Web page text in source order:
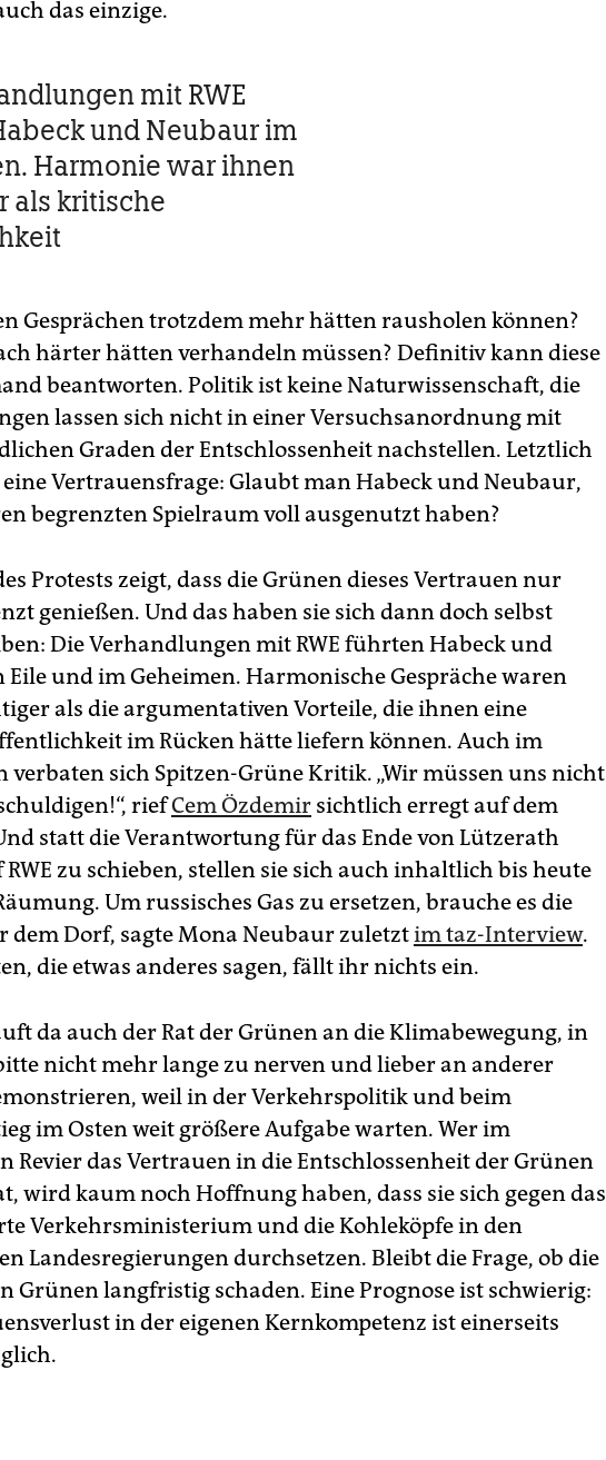
das einzige.
mit RWE
und Neubaur im
Harmonie war ihnen
als kritische
Gesprächen trotzdem mehr hätten rausholen können?
härter hätten verhandeln müssen? Definitiv kann diese
beantworten. Politik ist keine Naturwissenschaft, die
lassen sich nicht in einer Versuchsanordnung mit
Graden der Entschlossenheit nachstellen. Letztlich
eine Vertrauensfrage: Glaubt man Habeck und Neubaur,
begrenzten Spielraum voll ausgenutzt haben?
Protests zeigt, dass die Grünen dieses Vertrauen nur
genießen. Und das haben sie sich dann doch selbst
Die Verhandlungen mit RWE führten Habeck und
und im Geheimen. Harmonische Gespräche waren
als die argumentativen Vorteile, die ihnen eine
im Rücken hätte liefern können. Auch im
verbaten sich Spitzen-Grüne Kritik. „Wir müssen uns nicht
riefCem Özdemir sichtlich erregt auf dem
statt die Verantwortung für das Ende von Lützerath
zu schieben, stellen sie sich auch inhaltlich bis heute
Um russisches Gas zu ersetzen, brauche es die
dem Dorf, sagte Mona Neubaur zuletztim taz-Interview.
die etwas anderes sagen, fällt ihr nichts ein.
da auch der Rat der Grünen an die Klimabewegung, in
nicht mehr lange zu nerven und lieber an anderer
weil in der Verkehrspolitik und beim
im Osten weit größere Aufgabe warten. Wer im
Revier das Vertrauen in die Entschlossenheit der Grünen
wird kaum noch Hoffnung haben, dass sie sich gegen das
Verkehrsministerium und die Kohleköpfe in den
Landesregierungen durchsetzen. Bleibt die Frage, ob die
Grünen langfristig schaden. Eine Prognose ist schwierig:
in der eigenen Kernkompetenz ist einerseits